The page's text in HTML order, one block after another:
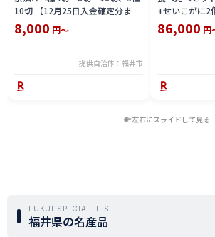
10切 【12月25日入金確定分まで
「年内発送」「年内配送」「年内
お届け」】/ レンジで温めるだけ
8,000 円～
提供自治体：福井市
+せいこがに2
コ ずわい ズワ
冷凍 冬 冬の味
86,000 円
左右にスライドして見る
FUKUI SPECIALTIES
福井県の名産品